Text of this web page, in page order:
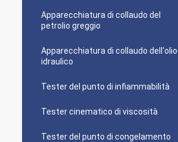
Apparecchiatura di collaudo del
petrolio greggio
Apparecchiatura di collaudo dell'olio
idraulico
Tester del punto di infiammabilità
Tester cinematico di viscosità
Tester del punto di congelamento